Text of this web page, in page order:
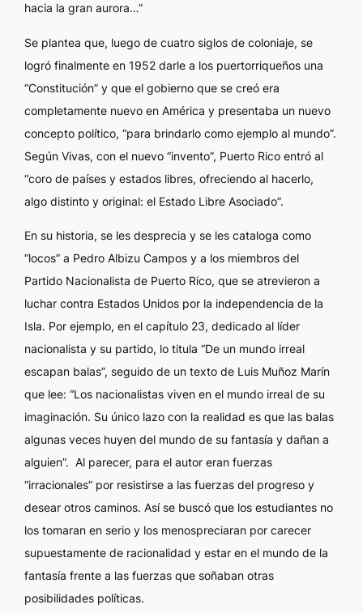
hacia la gran aurora…”
Se plantea que, luego de cuatro siglos de coloniaje, se
logró finalmente en 1952 darle a los puertorriqueños una
“Constitución” y que el gobierno que se creó era
completamente nuevo en América y presentaba un nuevo
concepto político, “para brindarlo como ejemplo al mundo”.
Según Vivas, con el nuevo “invento”, Puerto Rico entró al
“coro de países y estados libres, ofreciendo al hacerlo,
algo distinto y original: el Estado Libre Asociado”.
En su historia, se les desprecia y se les cataloga como
“locos” a Pedro Albizu Campos y a los miembros del
Partido Nacionalista de Puerto Rico, que se atrevieron a
luchar contra Estados Unidos por la independencia de la
Isla. Por ejemplo, en el capítulo 23, dedicado al líder
nacionalista y su partido, lo titula “De un mundo irreal
escapan balas”, seguido de un texto de Luis Muñoz Marín
que lee: “Los nacionalistas viven en el mundo irreal de su
imaginación. Su único lazo con la realidad es que las balas
algunas veces huyen del mundo de su fantasía y dañan a
alguien”. Al parecer, para el autor eran fuerzas
“irracionales” por resistirse a las fuerzas del progreso y
desear otros caminos. Así se buscó que los estudiantes no
los tomaran en serio y los menospreciaran por carecer
supuestamente de racionalidad y estar en el mundo de la
fantasía frente a las fuerzas que soñaban otras
posibilidades políticas.